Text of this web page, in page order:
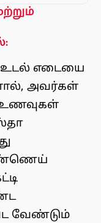
உடல் எடையை
அவர்கள்
வேண்டும்